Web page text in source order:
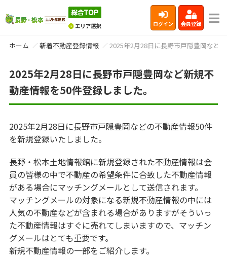
ログイン 会員登録
ホーム 新着不動産登録情報 2025年2月28日に長野市戸隠豊岡など
2025年2月28日に長野市戸隠豊岡など新規不
動産情報を50件登録しました。
2025年2月28日に長野市戸隠豊岡などの不動産情報50件
を新規登録いたしました。
長野・松本土地情報館に新規登録された不動産情報は会
員の皆様の中で不動産の希望条件に合致した不動産情報
がある場合にマッチングメールとして送信されます。
マッチングメールの対象になる新規不動産情報の中には
人気の不動産などが含まれる場合がありますがそういっ
た不動産情報はすぐに売れてしまいますので、マッチン
グメールはとても重要です。
新規不動産情報の一部をご紹介します。